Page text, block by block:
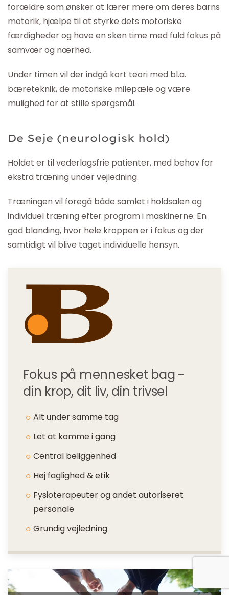
forældre som ønsker at lærer mere om deres barns
motorik, hjælpe til at styrke dets motoriske
færdigheder og have en skøn time med fuld fokus på
samvær og nærhed.
Under timen vil der indgå kort teori med bl.a.
bæreteknik, de motoriske milepæle og være
mulighed for at stille spørgsmål.
De Seje (neurologisk hold)
Holdet er til vederlagsfrie patienter, med behov for
ekstra træning under vejledning.
Træningen vil foregå både samlet i holdsalen og
individuel træning efter program i maskinerne. En
god blanding, hvor hele kroppen er i fokus og der
samtidigt vil blive taget individuelle hensyn.
Fokus på mennesket bag -
din krop, dit liv, din trivsel
Alt under samme tag
Let at komme i gang
Central beliggenhed
Høj faglighed & etik
Fysioterapeuter og andet autoriseret
personale
Grundig vejledning